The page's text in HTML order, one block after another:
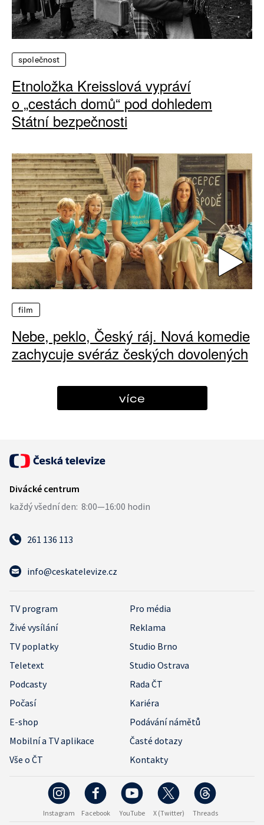
společnost
Etnoložka Kreisslová vypráví
o „cestách domů“ pod dohledem
Státní bezpečnosti
film
Nebe, peklo, Český ráj. Nová komedie
zachycuje svéráz českých dovolených
více
261 136 113
info@ceskatelevize.cz
TV program
Pro média
Živé vysílání
Reklama
TV poplatky
Studio Brno
Teletext
Studio Ostrava
Podcasty
Rada ČT
Počasí
Kariéra
E-shop
Podávání námětů
Mobilní a TV aplikace
Časté dotazy
Vše o ČT
Kontakty
Instagram Facebook YouTube X (Twitter) Threads